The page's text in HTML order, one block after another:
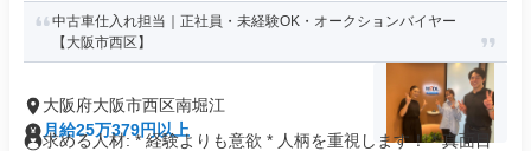
中古車仕入れ担当｜正社員・未経験OK・オークションバイヤー
【大阪市西区】
大阪府大阪市西区南堀江
月給25万379円以上
求める人材: * 経験よりも意欲 * 人柄を重視します！ * 真面目